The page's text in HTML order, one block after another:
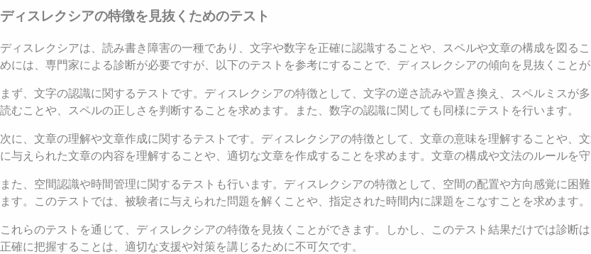
ディスレクシアの特徴を見抜くためのテスト
ディスレクシアは、読み書き障害の一種であり、文字や数字を正確に認識することや、スペルや文章の構成を図る
めには、専門家による診断が必要ですが、以下のテストを参考にすることで、ディスレクシアの傾向を見抜くことが
まず、文字の認識に関するテストです。ディスレクシアの特徴として、文字の逆さ読みや置き換え、スペルミスが
読むことや、スペルの正しさを判断することを求めます。また、数字の認識に関しても同様にテストを行います。
次に、文章の理解や文章作成に関するテストです。ディスレクシアの特徴として、文章の意味を理解することや、
に与えられた文章の内容を理解することや、適切な文章を作成することを求めます。文章の構成や文法のルールを
また、空間認識や時間管理に関するテストも行います。ディスレクシアの特徴として、空間の配置や方向感覚に困
ます。このテストでは、被験者に与えられた問題を解くことや、指定された時間内に課題をこなすことを求めます。
これらのテストを通じて、ディスレクシアの特徴を見抜くことができます。しかし、このテスト結果だけでは診断
正確に把握することは、適切な支援や対策を講じるために不可欠です。